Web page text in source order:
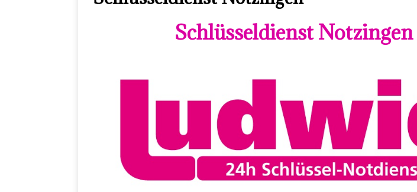
Schlüsseldienst Notzingen